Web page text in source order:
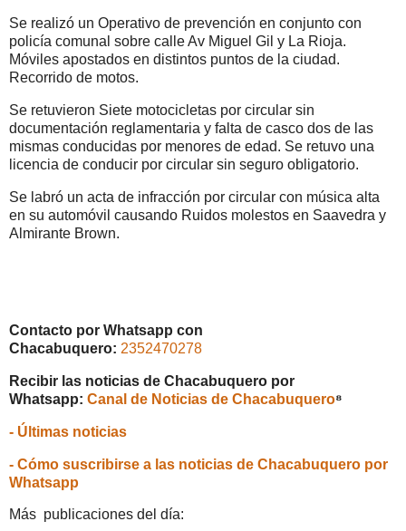
Se realizó un Operativo de prevención en conjunto con
policía comunal sobre calle Av Miguel Gil y La Rioja.
Móviles apostados en distintos puntos de la ciudad.
Recorrido de motos.
Se retuvieron Siete motocicletas por circular sin
documentación reglamentaria y falta de casco dos de las
mismas conducidas por menores de edad. Se retuvo una
licencia de conducir por circular sin seguro obligatorio.
Se labró un acta de infracción por circular con música alta
en su automóvil causando Ruidos molestos en Saavedra y
Almirante Brown.
Contacto por Whatsapp con
Chacabuquero: 2352470278
Recibir las noticias de Chacabuquero por
Whatsapp: Canal de Noticias de Chacabuquero⁸
- Últimas noticias
- Cómo suscribirse a las noticias de Chacabuquero por
Whatsapp
Más publicaciones del día: